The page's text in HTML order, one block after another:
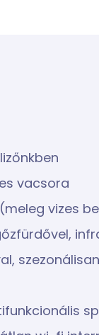
vacsora
vizes